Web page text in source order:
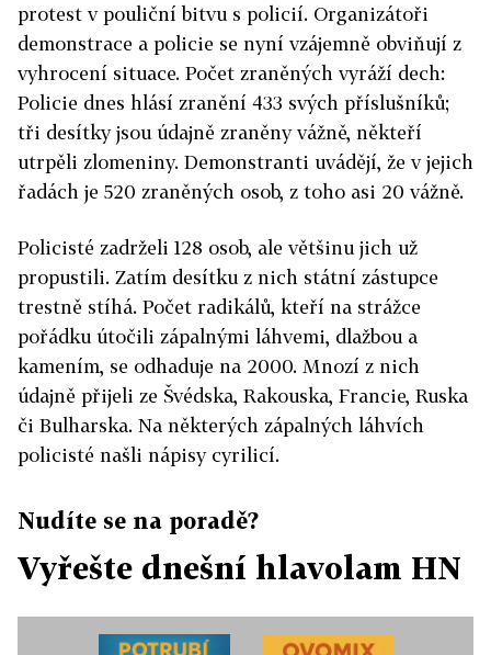
protest v pouliční bitvu s policií. Organizátoři
demonstrace a policie se nyní vzájemně obviňují z
vyhrocení situace. Počet zraněných vyráží dech:
Policie dnes hlásí zranění 433 svých příslušníků;
tři desítky jsou údajně zraněny vážně, někteří
utrpěli zlomeniny. Demonstranti uvádějí, že v jejich
řadách je 520 zraněných osob, z toho asi 20 vážně.
Policisté zadrželi 128 osob, ale většinu jich už
propustili. Zatím desítku z nich státní zástupce
trestně stíhá. Počet radikálů, kteří na strážce
pořádku útočili zápalnými láhvemi, dlažbou a
kamením, se odhaduje na 2000. Mnozí z nich
údajně přijeli ze Švédska, Rakouska, Francie, Ruska
či Bulharska. Na některých zápalných láhvích
policisté našli nápisy cyrilicí.
Nudíte se na poradě?
Vyřešte dnešní hlavolam HN